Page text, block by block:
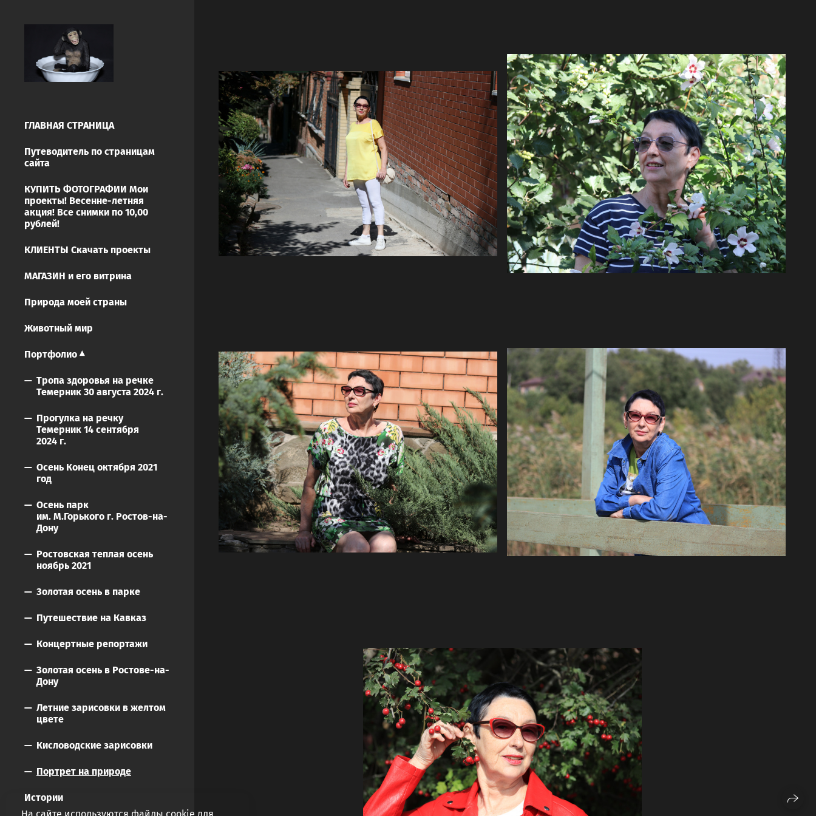
ГЛАВНАЯ СТРАНИЦА
Путеводитель по страницам
сайта
КУПИТЬ ФОТОГРАФИИ Мои
проекты! Весенне-летняя
акция! Все снимки по 10,00
рублей!
КЛИЕНТЫ Скачать проекты
МАГАЗИН и его витрина
Природа моей страны
Животный мир
Портфолио
Тропа здоровья на речке
Темерник 30 августа 2024 г.
Прогулка на речку
Темерник 14 сентября
2024 г.
Осень Конец октября 2021
год
Осень парк
им. М.Горького г. Ростов-на-
Дону
Ростовская теплая осень
ноябрь 2021
Золотая осень в парке
Путешествие на Кавказ
Концертные репортажи
Золотая осень в Ростове-на-
Дону
Летние зарисовки в желтом
цвете
Кисловодские зарисовки
Портрет на природе
Истории